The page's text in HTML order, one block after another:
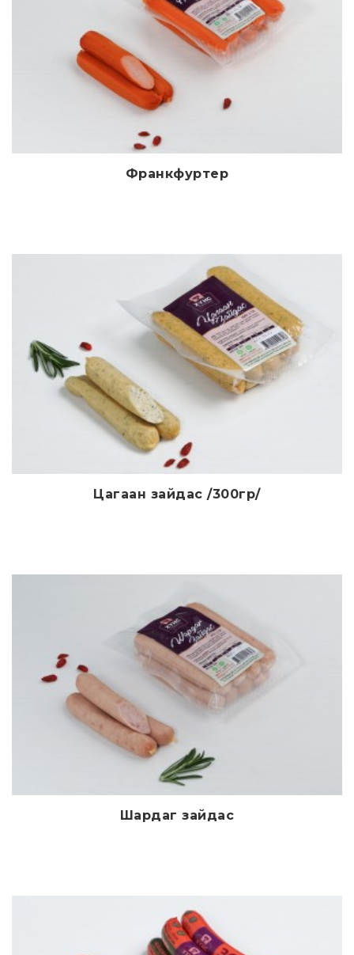
ДэлгэрэнгүйФранкфуртер
Дэлгэрэнгүй
Цагаан зайдас /300гр/
ДэлгэрэнгүйШардаг зайдас